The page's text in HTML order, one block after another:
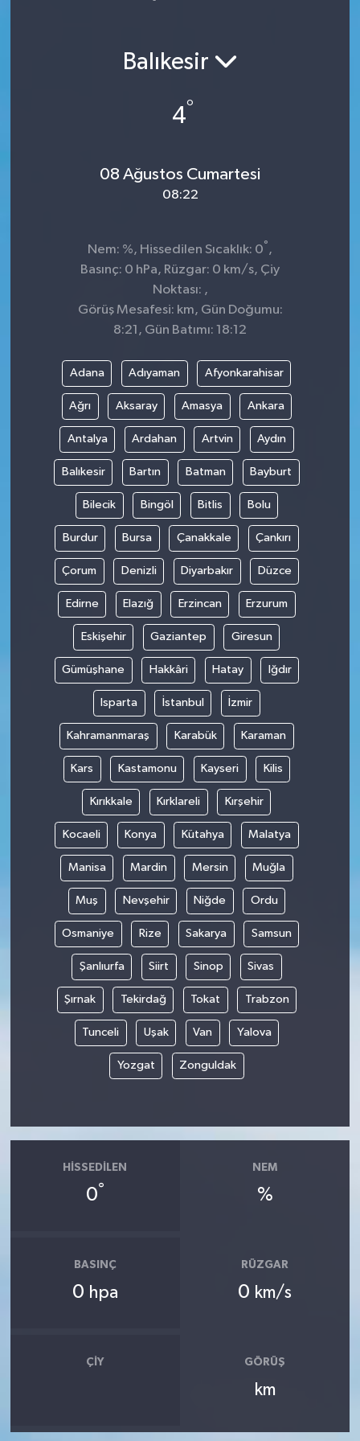
Balıkesir
4°
08 Ağustos Cumartesi
08:22
Nem: %, Hissedilen Sıcaklık: 0° ,
Basınç: 0 hPa, Rüzgar: 0 km/s, Çiy
Noktası: ,
Görüş Mesafesi: km, Gün Doğumu:
8:21, Gün Batımı: 18:12
Adana Adıyaman Afyonkarahisar
Ağrı Aksaray Amasya Ankara
Antalya Ardahan Artvin Aydın
Balıkesir Bartın Batman Bayburt
Bilecik Bingöl Bitlis Bolu
Burdur Bursa Çanakkale Çankırı
Çorum Denizli Diyarbakır Düzce
Edirne Elazığ Erzincan Erzurum
Eskişehir Gaziantep Giresun
Gümüşhane Hakkâri Hatay Iğdır
Isparta İstanbul İzmir
Kahramanmaraş Karabük Karaman
Kars Kastamonu Kayseri Kilis
Kırıkkale Kırklareli Kırşehir
Kocaeli Konya Kütahya Malatya
Manisa Mardin Mersin Muğla
Muş Nevşehir Niğde Ordu
Osmaniye Rize Sakarya Samsun
Şanlıurfa Siirt Sinop Sivas
Şırnak Tekirdağ Tokat Trabzon
Tunceli Uşak Van Yalova
Yozgat Zonguldak
HISSEDILEN
0°
NEM
%
BASINÇ
0 hpa
RÜZGAR
0 km/s
ÇIY GÖRÜŞ
km